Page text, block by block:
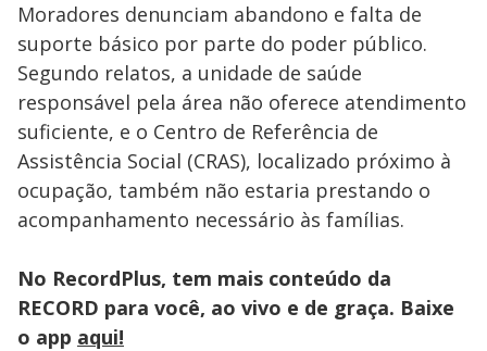
Moradores denunciam abandono e falta de
suporte básico por parte do poder público.
Segundo relatos, a unidade de saúde
responsável pela área não oferece atendimento
suficiente, e o Centro de Referência de
Assistência Social (CRAS), localizado próximo à
ocupação, também não estaria prestando o
acompanhamento necessário às famílias.
No RecordPlus, tem mais conteúdo da
RECORD para você, ao vivo e de graça. Baixe
o app aqui!